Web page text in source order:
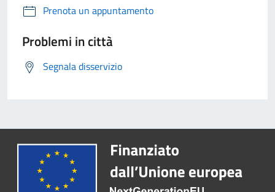
Prenota un appuntamento
Problemi in città
Segnala disservizio